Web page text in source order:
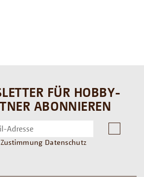
FÜR HOBBY-
ABONNIEREN
Zustimmung Datenschutz